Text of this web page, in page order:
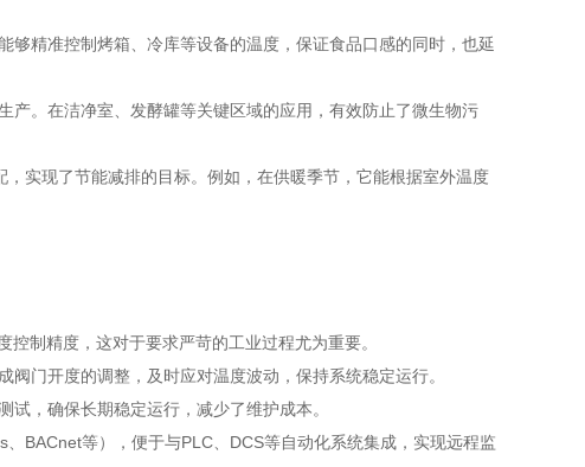
精准控制烤箱、冷库等设备的温度，保证食品口感的同时，也延
。在洁净室、发酵罐等关键区域的应用，有效防止了微生物污
实现了节能减排的目标。例如，在供暖季节，它能根据室外温度
制精度，这对于要求严苛的工业过程尤为重要。
门开度的调整，及时应对温度波动，保持系统稳定运行。
，确保长期稳定运行，减少了维护成本。
等），便于与PLC、DCS等自动化系统集成，实现远程监